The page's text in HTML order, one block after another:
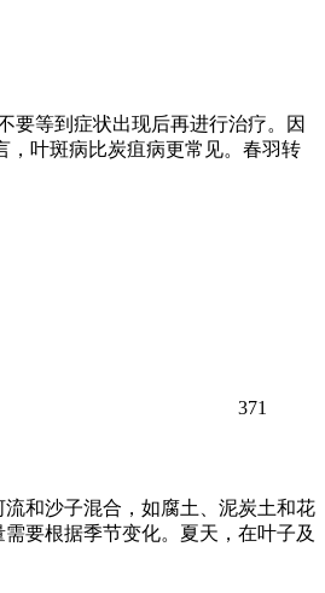
要等到症状出现后再进行治疗。因
，叶斑病比炭疽病更常见。春羽转
371
和沙子混合，如腐土、泥炭土和花
要根据季节变化。夏天，在叶子及